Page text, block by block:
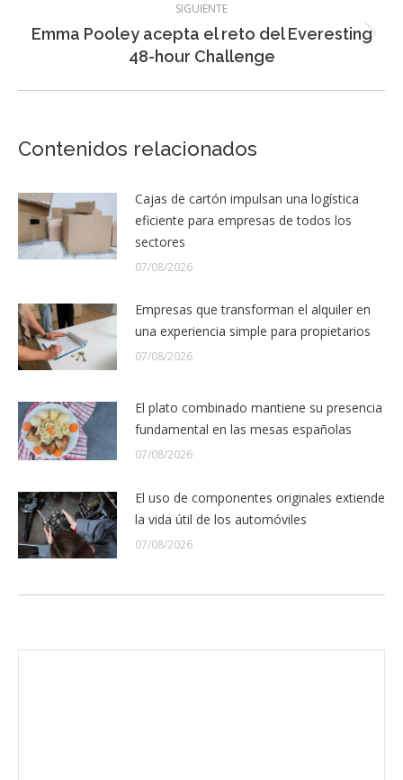
SIGUIENTE
Entrada
siguiente:
Emma Pooley acepta el reto del Everesting
48-hour Challenge
Contenidos relacionados
Cajas de cartón impulsan una logística
eficiente para empresas de todos los
sectores
07/08/2026
Empresas que transforman el alquiler en
una experiencia simple para propietarios
07/08/2026
El plato combinado mantiene su presencia
fundamental en las mesas españolas
07/08/2026
El uso de componentes originales extiende
la vida útil de los automóviles
07/08/2026